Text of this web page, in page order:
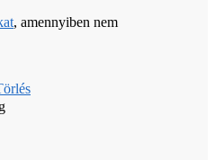
, amennyiben nem